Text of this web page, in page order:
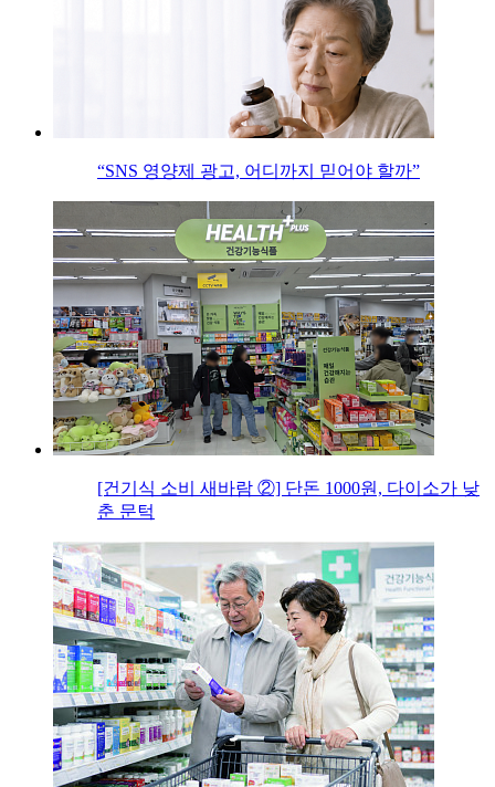
“SNS 영양제 광고, 어디까지 믿어야 할까”
[건기식 소비 새바람 ②] 단돈 1000원, 다이소가 낮
춘 문턱